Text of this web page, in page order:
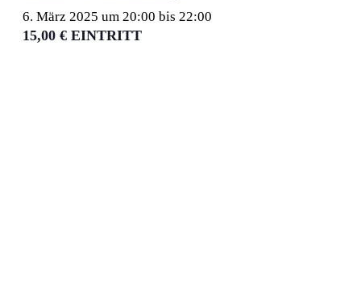
6. März 2025 um 20:00 bis 22:00
15,00 € EINTRITT